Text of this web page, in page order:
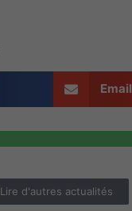
Email
Lire d'autres actualités